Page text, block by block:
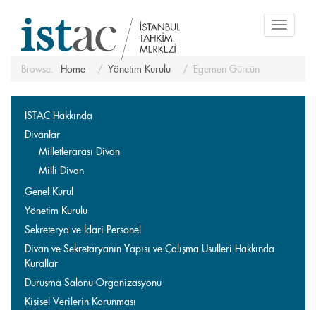
Toggle
Browse: Home Yönetim Kurulu Egemen Gürcün
ISTAC Hakkında
Divanlar
Milletlerarası Divan
Milli Divan
Genel Kurul
Yönetim Kurulu
Sekreterya ve İdari Personel
Divan ve Sekretaryanın Yapısı ve Çalışma Usulleri Hakkında
Kurallar
Duruşma Salonu Organizasyonu
Kişisel Verilerin Korunması